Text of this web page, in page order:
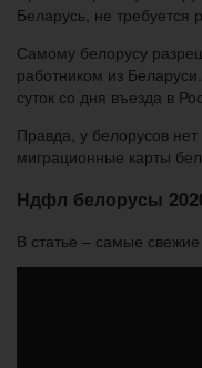
Беларусь, не
Самому белорусу
работником из
суток со дня въезда в
Правда, у белорусов
миграционные карты
Ндфл белорусы
В статье – самые